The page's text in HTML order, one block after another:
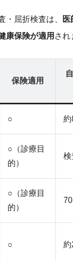
・屈折検査は、
康保険が適用 され
保険適用
○ 約
○（診療目
的）
検
○（診療目
的）
○ 約